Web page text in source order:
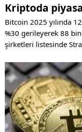
Kriptoda
Bitcoin 2025 yılında
%30 gerileyerek 88
şirketleri listesinde